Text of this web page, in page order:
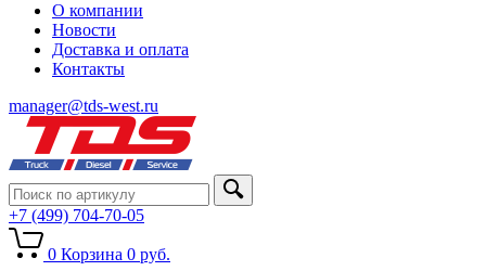
О компании
Новости
Доставка и оплата
Контакты
manager@tds-west.ru
+7 (499) 704-70-05
0 Корзина 0 руб.